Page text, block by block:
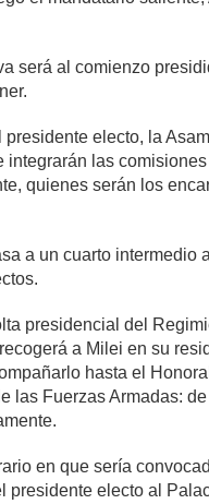
m n
será al comienzo
electo, la
integrarán las
quienes serán los
a un cuarto intermedio
presidencial del
a Milei en su
hasta el
las Fuerzas Armadas:
en que sería
presidente electo al